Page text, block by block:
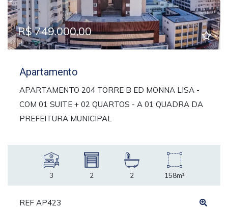
R$ 749.000,00
Apartamento
APARTAMENTO 204 TORRE B ED MONNA LISA -
COM 01 SUITE + 02 QUARTOS - A 01 QUADRA DA
PREFEITURA MUNICIPAL
3 2 2 158m²
REF AP423